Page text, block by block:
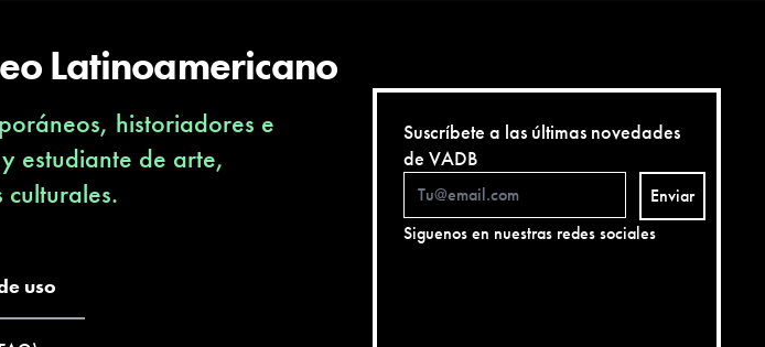
Latinoamericano
historiadores e
estudiante de arte,
uso
Suscríbete a las últimas novedades
de VADB
Enviar
Siguenos en nuestras redes sociales